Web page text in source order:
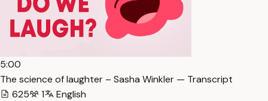
5:00
The science of laughter – Sasha Winkler — Transcript
625
1 English